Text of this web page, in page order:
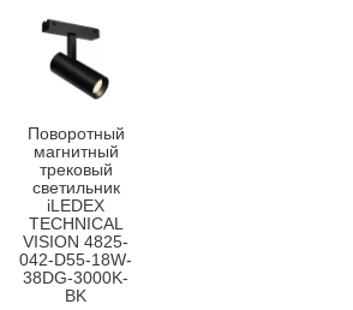
Поворотный
магнитный
трековый
светильник
iLEDEX
TECHNICAL
VISION 4825-
042-D55-18W-
38DG-3000K-
BK